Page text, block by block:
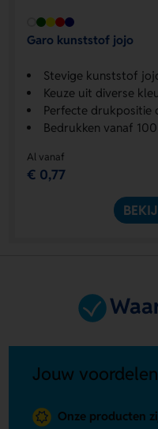
Garo kunststof jojo
Stevige kunststof
Keuze uit diverse
Perfecte drukpositie
Bedrukken vanaf
Al vanaf
€ 0,77
Jouw
Onze producten